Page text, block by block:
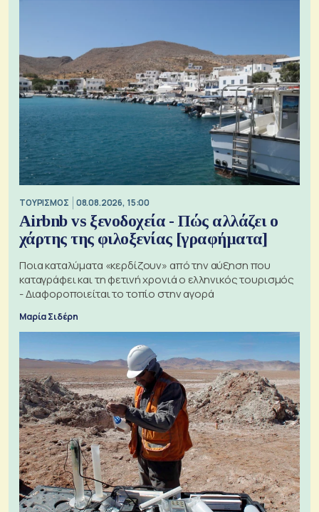
ΤΟΥΡΙΣΜΟΣ 08.08.2026, 15:00
Airbnb vs ξενοδοχεία - Πώς αλλάζει ο
χάρτης της φιλοξενίας [γραφήματα]
Ποια καταλύματα «κερδίζουν» από την αύξηση που
καταγράφει και τη φετινή χρονιά ο ελληνικός τουρισμός
- Διαφοροποιείται το τοπίο στην αγορά
Μαρία Σιδέρη